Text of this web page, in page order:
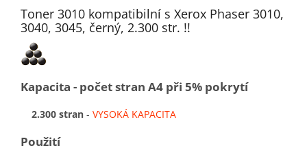
Toner 3010 kompatibilní s Xerox Phaser 3010,
3040, 3045, černý, 2.300 str. !!
Kapacita - počet stran A4 při 5% pokrytí
2.300 stran - VYSOKÁ KAPACITA
Použití